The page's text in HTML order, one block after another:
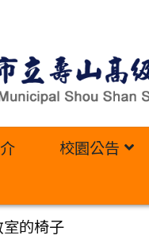
校園公告
室的椅子